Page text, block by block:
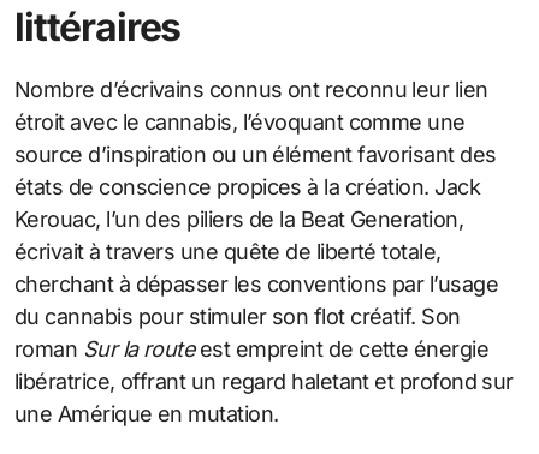
littéraires
Nombre d’écrivains connus ont reconnu leur lien
étroit avec le cannabis, l’évoquant comme une
source d’inspiration ou un élément favorisant des
états de conscience propices à la création. Jack
Kerouac, l’un des piliers de la Beat Generation,
écrivait à travers une quête de liberté totale,
cherchant à dépasser les conventions par l’usage
du cannabis pour stimuler son flot créatif. Son
roman Sur la routeest empreint de cette énergie
libératrice, offrant un regard haletant et profond sur
une Amérique en mutation.